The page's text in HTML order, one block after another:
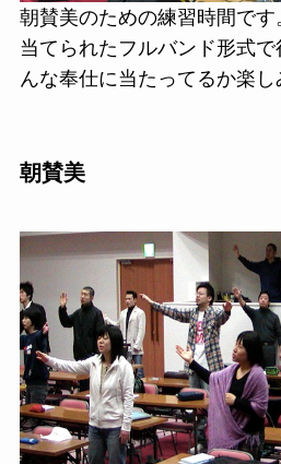
朝賛美のための練習時間です
当てられたフルバンド形式
んな奉仕に当たってるか楽し
朝賛美